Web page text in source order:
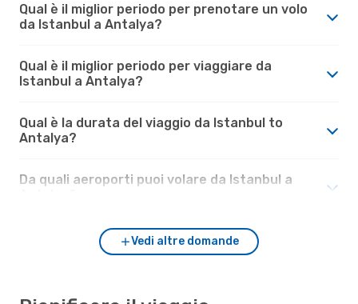
Qual è il miglior periodo per prenotare un volo
da Istanbul a Antalya?
Qual è il miglior periodo per viaggiare da
Istanbul a Antalya?
Qual è la durata del viaggio da Istanbul to
Antalya?
Da quali aeroporti puoi volare da Istanbul a
Vedi altre domande